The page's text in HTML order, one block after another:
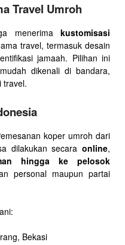
Travel Umroh
menerima kustomisasi
travel, termasuk desain
jamaah. Pilihan ini
dikenali di bandara,
travel.
koper umroh dari
dilakukan secaraonline,
hingga ke pelosok
personal maupun partai
Bekasi